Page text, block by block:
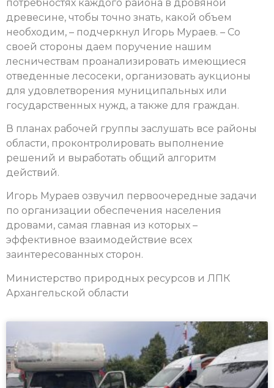
потребностях каждого района в дровяной
древесине, чтобы точно знать, какой объем
необходим, – подчеркнул Игорь Мураев. – Со
своей стороны даем поручение нашим
лесничествам проанализировать имеющиеся
отведенные лесосеки, организовать аукционы
для удовлетворения муниципальных или
государственных нужд, а также для граждан.
В планах рабочей группы заслушать все районы
области, проконтролировать выполнение
решений и выработать общий алгоритм
действий.
Игорь Мураев озвучил первоочередные задачи
по организации обеспечения населения
дровами, самая главная из которых –
эффективное взаимодействие всех
заинтересованных сторон.
Министерство природных ресурсов и ЛПК
Архангельской области